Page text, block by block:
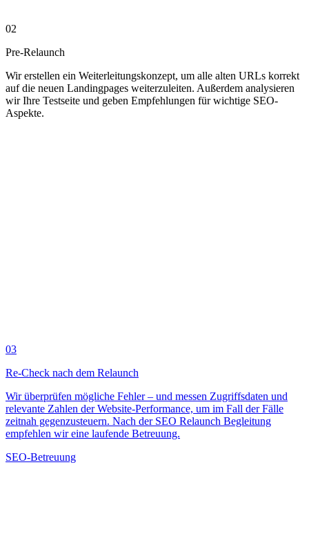
02
Pre-Relaunch
Wir erstellen ein Weiterleitungskonzept, um alle alten URLs korrekt
auf die neuen Landingpages weiterzuleiten. Außerdem analysieren
wir Ihre Testseite und geben Empfehlungen für wichtige SEO-
Aspekte.
03
Re-Check nach dem Relaunch
Wir überprüfen mögliche Fehler – und messen Zugriffsdaten und
relevante Zahlen der Website-Performance, um im Fall der Fälle
zeitnah gegenzusteuern. Nach der SEO Relaunch Begleitung
empfehlen wir eine laufende Betreuung.
SEO-Betreuung